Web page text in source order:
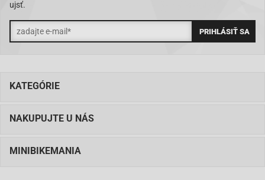
ujsť.
KATEGÓRIE
NAKUPUJTE U NÁS
MINIBIKEMANIA